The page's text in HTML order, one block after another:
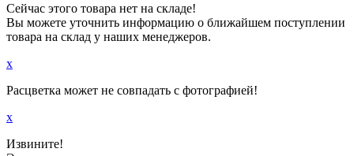
Сейчас этого товара нет на складе!
Вы можете уточнить информацию о ближайшем поступлении
товара на склад у наших менеджеров.
x
Расцветка может не совпадать с фотографией!
x
Извините!